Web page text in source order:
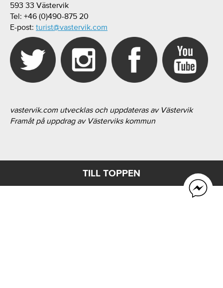
593 33 Västervik
Tel: +46 (0)490-875 20
E-post: turist@vastervik.com
vastervik.com utvecklas och uppdateras av Västervik
Framåt på uppdrag av Västerviks kommun
TILL TOPPEN